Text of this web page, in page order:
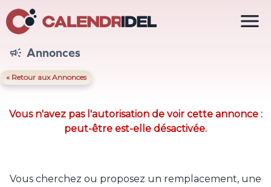
 Annonces
« Retour aux Annonces
Vous n'avez pas l'autorisation de voir cette annonce :
peut-être est-elle désactivée.
Vous cherchez ou proposez un remplacement, une
